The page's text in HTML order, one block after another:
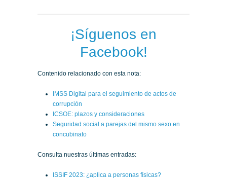
¡Síguenos en
Facebook!
Contenido relacionado con esta nota:
IMSS Digital para el seguimiento de actos de
corrupción
ICSOE: plazos y consideraciones
Seguridad social a parejas del mismo sexo en
concubinato
Consulta nuestras últimas entradas:
ISSIF 2023: ¿aplica a personas físicas?